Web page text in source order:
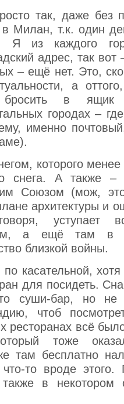
так, даже без
Милан, т.к. один
Я из каждого
адрес, так
– ещё нет. Это,
а
бросить в
городах –
именно
которого
снега. А также
Союзом (мож,
архитектуры и
уступает
а ещё там в
близкой войны.
касательной,
для посидеть.
то суши-бар, но
чтоб
ресторанах всё
тоже
там бесплатно
то вроде этого.
в некотором